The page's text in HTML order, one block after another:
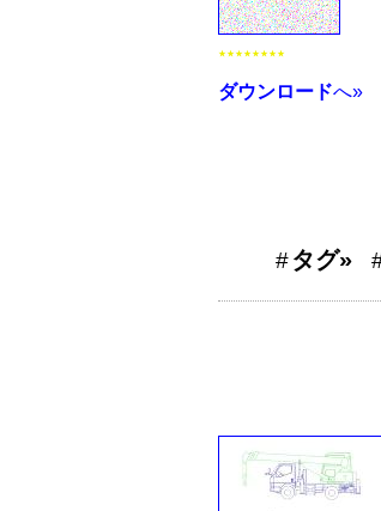
★★★★★★★★
ダウンロードへ»
タグ»